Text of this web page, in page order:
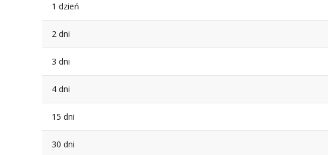
1 dzień
2 dni
3 dni
4 dni
15 dni
30 dni